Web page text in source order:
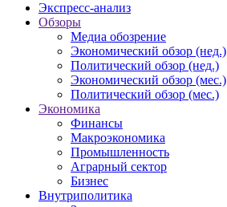
Экспресс-анализ
Обзоры
Медиа обозрение
Экономический обзор (нед.)
Политический обзор (нед.)
Экономический обзор (мес.)
Политический обзор (мес.)
Экономика
Финансы
Макроэкономика
Промышленность
Аграрный сектор
Бизнес
Внутриполитика